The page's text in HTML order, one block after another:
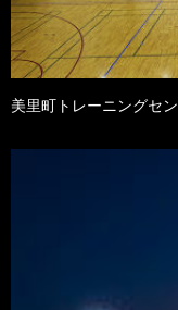
美里町トレーニングセ